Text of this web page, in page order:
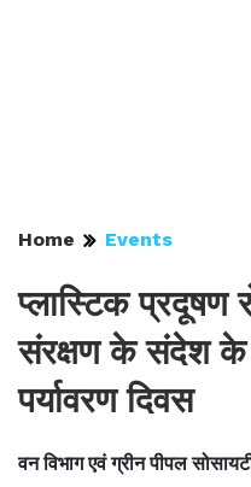
Home Events
प्लास्टिक प्रदूषण
संरक्षण के संदेश के
पर्यावरण दिवस
वन विभाग एवं ग्रीन पीपल